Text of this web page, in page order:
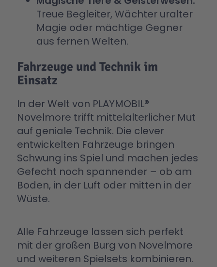
Treue Begleiter, Wächter uralter
Magie oder mächtige Gegner
aus fernen Welten.
Fahrzeuge und Technik im
Einsatz
In der Welt von PLAYMOBIL®
Novelmore trifft mittelalterlicher Mut
auf geniale Technik. Die clever
entwickelten Fahrzeuge bringen
Schwung ins Spiel und machen jedes
Gefecht noch spannender – ob am
Boden, in der Luft oder mitten in der
Wüste.
Alle Fahrzeuge lassen sich perfekt
mit der großen Burg von Novelmore
und weiteren Spielsets kombinieren.